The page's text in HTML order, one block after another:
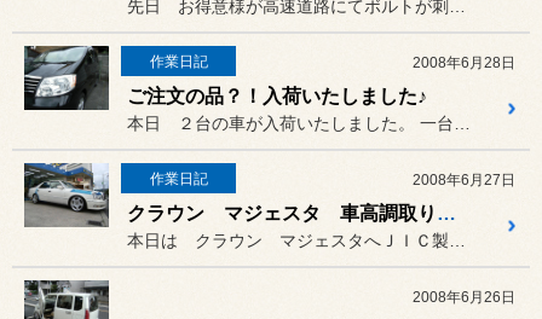
作業日記 2008年6月28日
ご注文の品？！入荷いたしました♪
作業日記 2008年6月27日
クラウン マジェスタ 車高調取り付け♪などなど・・・
2008年6月26日